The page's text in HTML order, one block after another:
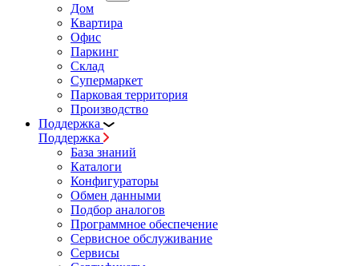
Дом
Квартира
Офис
Паркинг
Склад
Супермаркет
Парковая территория
Производство
Поддержка
Поддержка
База знаний
Каталоги
Конфигураторы
Обмен данными
Подбор аналогов
Программное обеспечение
Сервисное обслуживание
Сервисы